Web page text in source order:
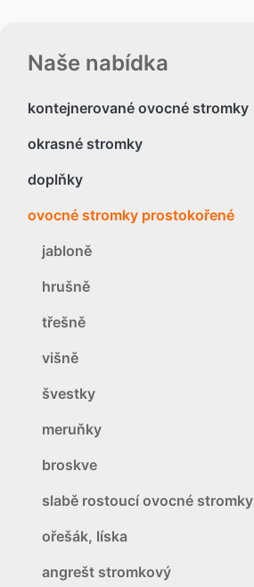
Naše nabídka
kontejnerované ovocné stromky
okrasné stromky
doplňky
ovocné stromky prostokořené
jabloně
hrušně
třešně
višně
švestky
meruňky
broskve
slabě rostoucí ovocné stromky
ořešák, líska
angrešt stromkový